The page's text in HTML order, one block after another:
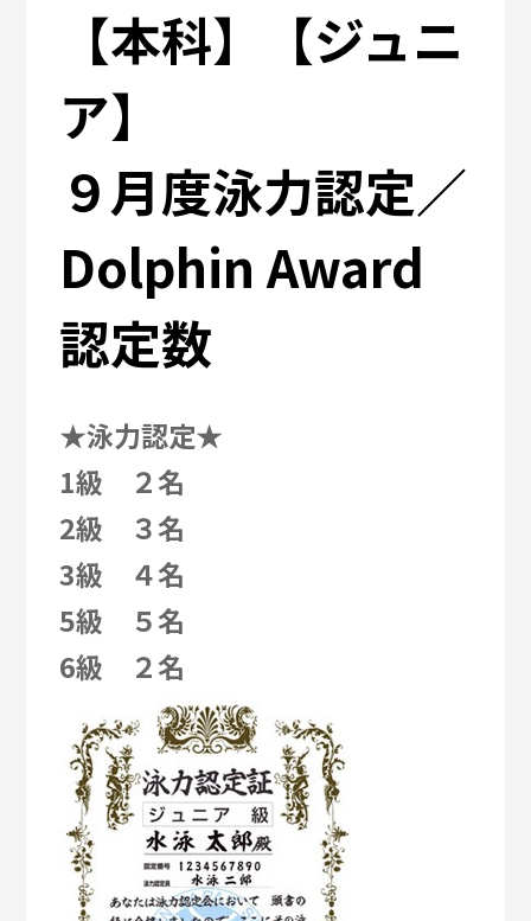
【本科】【ジュニ
ア】
９月度泳力認定／
Dolphin Award
認定数
★泳力認定★
1級 ２名
2級 ３名
3級 ４名
5級 ５名
6級 ２名